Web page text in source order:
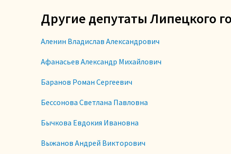
Другие депутаты Липецкого
Аленин Владислав Александрович
Афанасьев Александр Михайлович
Баранов Роман Сергеевич
Бессонова Светлана Павловна
Бычкова Евдокия Ивановна
Выжанов Андрей Викторович